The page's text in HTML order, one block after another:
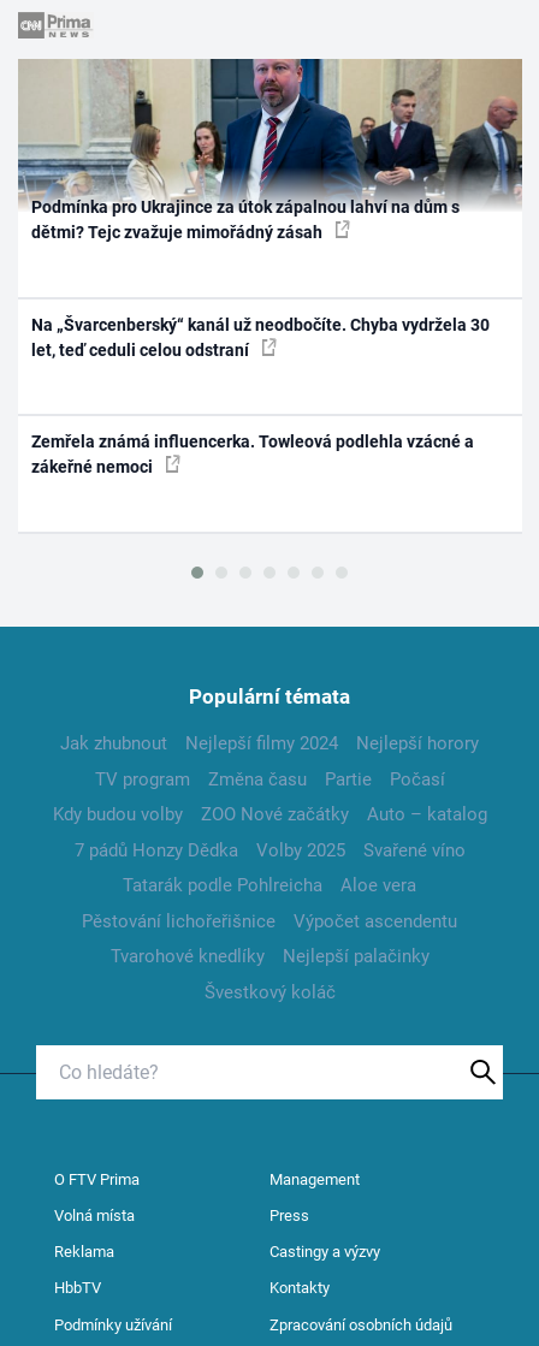
Podmínka pro Ukrajince za útok zápalnou lahví na dům s
dětmi? Tejc zvažuje mimořádný zásah
Na „Švarcenberský“ kanál už neodbočíte. Chyba vydržela 30
let, teď ceduli celou odstraní
Zemřela známá influencerka. Towleová podlehla vzácné a
zákeřné nemoci
Populární témata
Jak zhubnout Nejlepší filmy 2024
Nejlepší horory
TV program
Změna času Partie
Počasí
Kdy budou volby
ZOO Nové začátky
Auto – katalog
7 pádů Honzy Dědka
Volby 2025
Svařené víno
Tatarák podle Pohlreicha
Aloe vera
Pěstování lichořeřišnice
Výpočet ascendentu
Tvarohové knedlíky
Nejlepší palačinky
Švestkový koláč
O FTV Prima Management
Volná místa Press
Reklama Castingy a výzvy
HbbTV Kontakty
Podmínky užívání Zpracování osobních údajů